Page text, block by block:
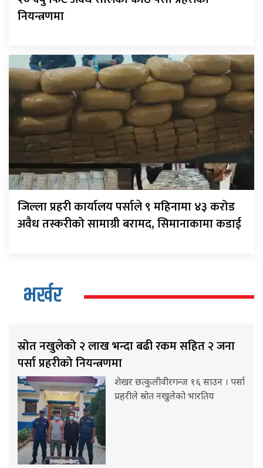
नियन्त्रणमा
जिल्ला प्रहरी कार्यालय पर्साले ९ महिनामा ४३ करोड
अवैध तस्करीको सामाग्री बरामद, सिमानाकामा कडाई
भर्खर
स्रोत नखुलेको २ लाख भन्दा बढी रकम सहित २ जना
पर्सा प्रहरीको नियन्त्रणमा
शेखर छत्कुलीवीरगन्ज १६ साउन । पर्सा
प्रहरीले स्रोत नखुलेको भारतिय